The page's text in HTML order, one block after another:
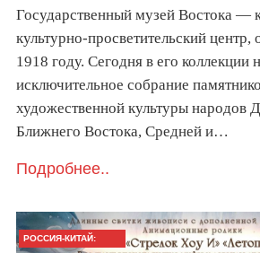
Государственный музей Востока —
культурно-просветительский центр,
1918 году. Сегодня в его коллекции
исключительное собрание
художественной культуры народов
Ближнего Востока, Средней и…
Подробнее..
РОССИЯ-КИТАЙ: